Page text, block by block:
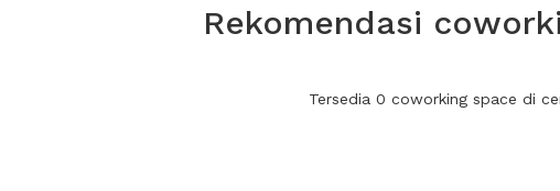
Rekomendasi
Tersedia 0 coworking space di